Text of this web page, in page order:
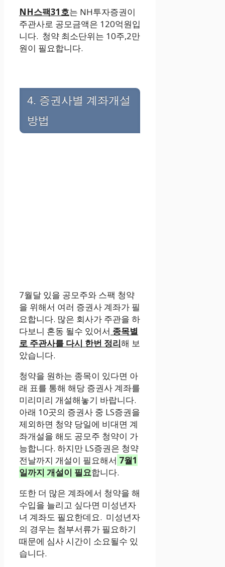
NH스팩31호는 NH투자증권이
주관사로 공모금액은 120억원입
니다. 청약 최소단위는 10주,2만
원이 필요합니다.
4. 증권사별 계좌개설
방법
7월달 있을 공모주와 스팩 청약
을 위해서 여러 증권사 계좌가 필
요합니다. 많은 회사가 주관을 하
다보니 혼동 될수 있어서 종목별
로 주관사를 다시 한번 정리해 보
았습니다.
청약을 원하는 종목이 있다면 아
래 표를 통해 해당 증권사 계좌를
미리미리 개설해놓기 바랍니다.
아래 10곳의 증권사 중 LS증권을
제외하면 청약 당일에 비대면 계
좌개설을 해도 공모주 청약이 가
능합니다. 하지만 LS증권은 청약
전날까지 개설이 필요해서 7월1
일까지 개설이 필요합니다.
또한 더 많은 계좌에서 청약을 해
수입을 늘리고 싶다면 미성년자
녀 계좌도 필요한데요. 미성년자
의 경우는 첨부서류가 필요하기
때문에 심사 시간이 소요될수 있
습니다.